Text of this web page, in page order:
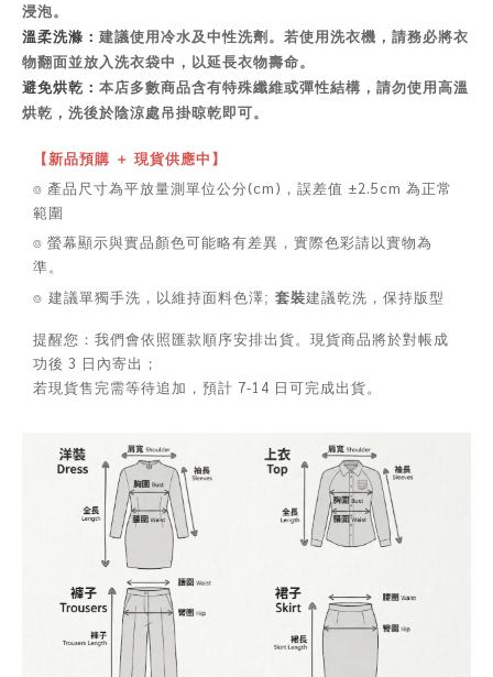
浸泡。
溫柔洗滌： 建議使用冷水及中性洗劑。若使用洗衣機，請務必將衣
物翻面並放入洗衣袋中，以延長衣物壽命。
避免烘乾： 本店多數商品含有特殊纖維或彈性結構，請勿使用高溫
烘乾，洗後於陰涼處吊掛晾乾即可。
【新品預購 ＋ 現貨供應中】
⌾ 產品尺寸為平放量測單位公分(cm)，誤差值 ±2.5cm 為正常
範圍
⌾ 螢幕顯示與實品顏色可能略有差異，實際色彩請以實物為
準。
⌾ 建議單獨手洗，以維持面料色澤; 套裝建議乾洗，保持版型
提醒您：我們會依照匯款順序安排出貨。現貨商品將於對帳成
功後 3 日內寄出；
若現貨售完需等待追加，預計 7-14 日可完成出貨。